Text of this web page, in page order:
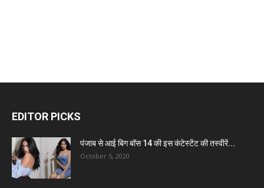
EDITOR PICKS
पंजाब से आई बिग बॉस 14 की इस कंटेस्टेंट की तस्वीरें...
October 5, 2020